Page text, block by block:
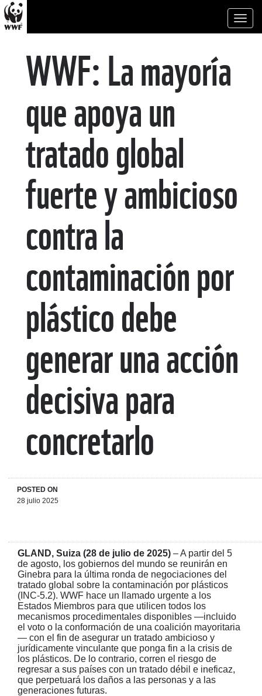
WWF: La mayoría
que apoya un
tratado global
fuerte y ambicioso
contra la
contaminación por
plástico debe
generar una acción
decisiva para
concretarlo
POSTED ON
28 julio 2025
GLAND, Suiza (28 de julio de 2025) – A partir del 5
de agosto, los gobiernos del mundo se reunirán en
Ginebra para la última ronda de negociaciones del
tratado global sobre la contaminación por plásticos
(INC-5.2). WWF hace un llamado urgente a los
Estados Miembros para que utilicen todos los
mecanismos procedimentales disponibles —incluido
el voto o la conformación de una coalición mayoritaria
— con el fin de asegurar un tratado ambicioso y
jurídicamente vinculante que ponga fin a la crisis de
los plásticos. De lo contrario, corren el riesgo de
regresar a sus países con un tratado débil e ineficaz,
que perpetuará los daños a las personas y a las
generaciones futuras.